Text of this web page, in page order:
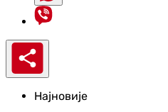
Најновије